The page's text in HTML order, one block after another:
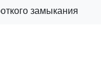
замыкания